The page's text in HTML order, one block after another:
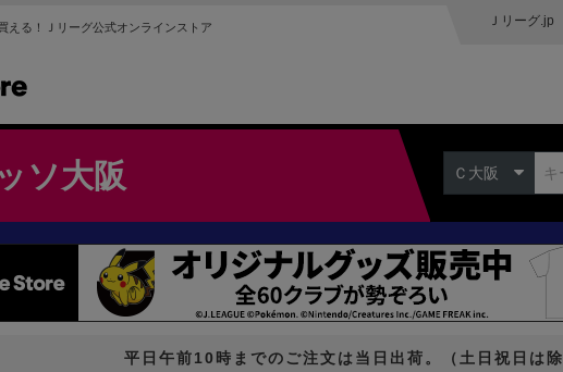
える！Ｊリーグ公式オンラインストア Ｊリーグ.jp
ソ大阪 Ｃ大阪
平日午前10時までのご注文は当日出荷。（土日祝日は除